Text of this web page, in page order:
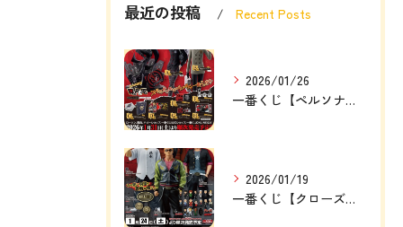
最近の投稿 Recent Posts
2026/01/26
一番くじ【ペルソナ５ザ・ロイヤル】
2026/01/19
一番くじ【クローズ＆WORST ～さすらいの鴉たち～】